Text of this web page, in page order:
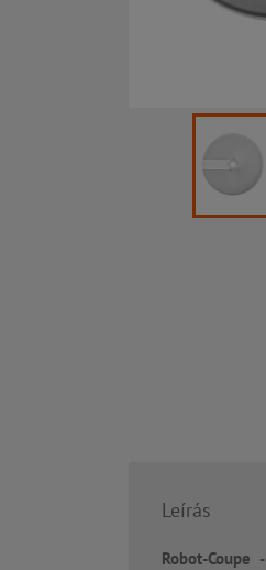
Leírás
Robot-Coupe -